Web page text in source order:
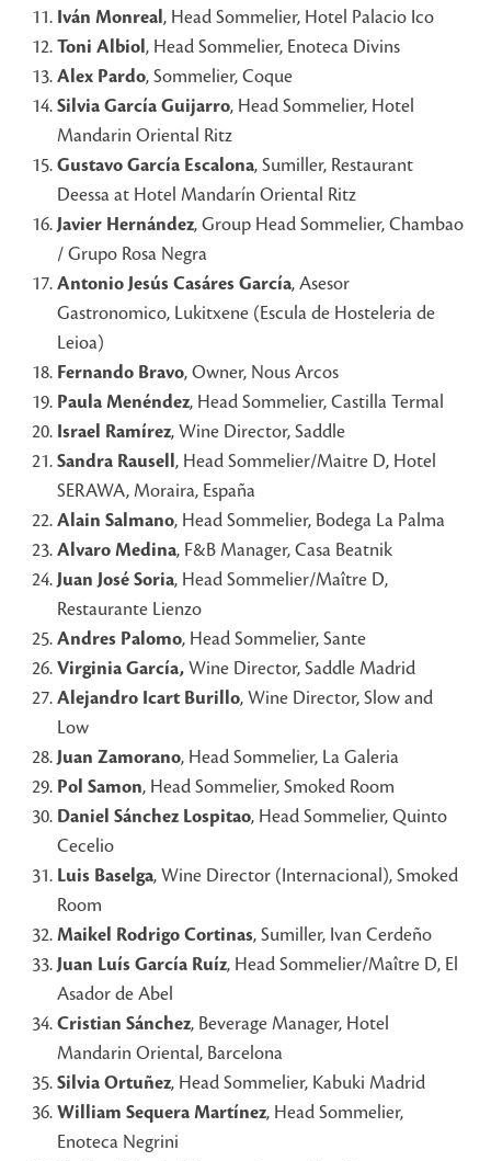
Iván Monreal, Head Sommelier, Hotel Palacio Ico
Toni Albiol, Head Sommelier, Enoteca Divins
Alex Pardo, Sommelier, Coque
Silvia García Guijarro, Head Sommelier, Hotel
Mandarin Oriental Ritz
Gustavo García Escalona, Sumiller, Restaurant
Deessa at Hotel Mandarín Oriental Ritz
Javier Hernández, Group Head Sommelier, Chambao
/ Grupo Rosa Negra
Antonio Jesús Casáres García, Asesor
Gastronomico, Lukitxene (Escula de Hosteleria de
Leioa)
Fernando Bravo, Owner, Nous Arcos
Paula Menéndez, Head Sommelier, Castilla Termal
Israel Ramírez, Wine Director, Saddle
Sandra Rausell, Head Sommelier/Maitre D, Hotel
SERAWA, Moraira, España
Alain Salmano, Head Sommelier, Bodega La Palma
Alvaro Medina, F&B Manager, Casa Beatnik
Juan José Soria, Head Sommelier/Maître D,
Restaurante Lienzo
Andres Palomo, Head Sommelier, Sante
Virginia García, Wine Director, Saddle Madrid
Alejandro Icart Burillo, Wine Director, Slow and
Low
Juan Zamorano, Head Sommelier, La Galeria
Pol Samon, Head Sommelier, Smoked Room
Daniel Sánchez Lospitao, Head Sommelier, Quinto
Cecelio
Luis Baselga, Wine Director (Internacional), Smoked
Room
Maikel Rodrigo Cortinas, Sumiller, Ivan Cerdeño
Juan Luís García Ruíz, Head Sommelier/Maître D, El
Asador de Abel
Cristian Sánchez, Beverage Manager, Hotel
Mandarin Oriental, Barcelona
Silvia Ortuñez, Head Sommelier, Kabuki Madrid
William Sequera Martínez, Head Sommelier,
Enoteca Negrini